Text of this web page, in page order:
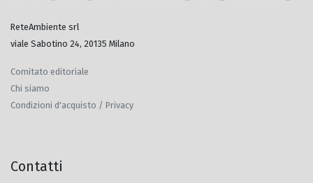
ReteAmbiente srl
viale Sabotino 24, 20135 Milano
Comitato editoriale
Chi siamo
Condizioni d'acquisto / Privacy
Contatti